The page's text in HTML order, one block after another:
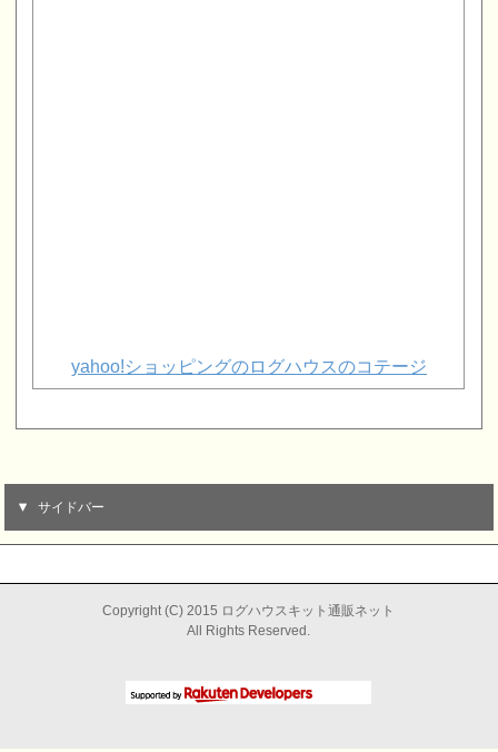
yahoo!ショッピングのログハウスのコテージ
サイドバー
Copyright (C) 2015 ログハウスキット通販ネット
All Rights Reserved.